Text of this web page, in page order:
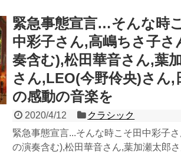
緊急事態宣言…そんな時
中彩子さん,高嶋ちさ子
奏含む),松田華音さん,葉
さん,LEO(今野伶央)さん,
の感動の音楽を
2020/4/12
クラシック
緊急事態宣言...そんな時こそ田中彩子
の演奏含む),松田華音さん,葉加瀬太郎